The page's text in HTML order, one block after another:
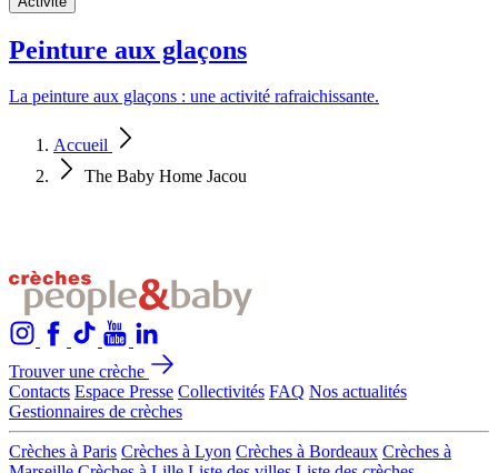
Peinture aux glaçons
La peinture aux glaçons : une activité rafraichissante.
Accueil
The Baby Home Jacou
Trouver une crèche
Contacts Espace Presse Collectivités FAQ Nos actualités
Gestionnaires de crèches
Crèches à Paris Crèches à Lyon Crèches à Bordeaux Crèches à